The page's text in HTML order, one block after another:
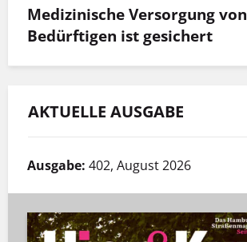
Medizinische Versorgung von
Bedürftigen ist gesichert
AKTUELLE AUSGABE
Ausgabe: 402, August 2026